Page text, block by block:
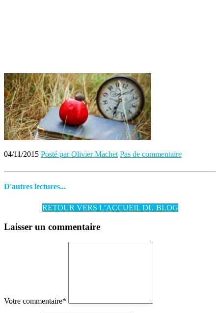
04/11/2015 Posté par Olivier Machet Pas de commentaire
D'autres lectures...
RETOUR VERS L’ACCUEIL DU BLOG
Laisser un commentaire
Votre commentaire*